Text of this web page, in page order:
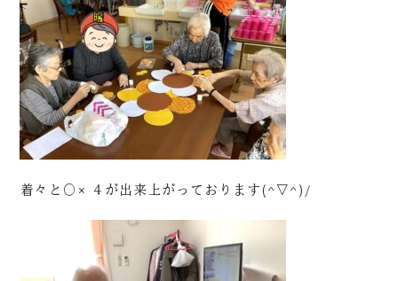
着々と〇×４が出来上がっております(^▽^)/